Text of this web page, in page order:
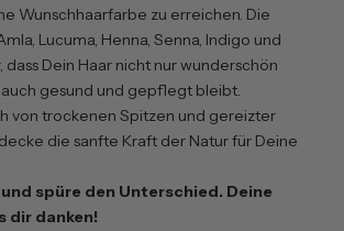
Wunschhaarfarbe zu erreichen. Die
Lucuma, Henna, Senna, Indigo und
dass Dein Haar nicht nur wunderschön
auch gesund und gepflegt bleibt.
von trockenen Spitzen und gereizter
die sanfte Kraft der Natur für Deine
spüre den Unterschied. Deine
dir danken!